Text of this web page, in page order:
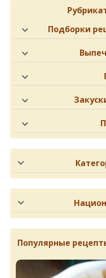
Подборки
Популярные